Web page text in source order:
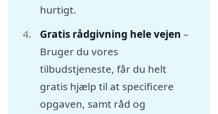
hurtigt.
Gratis rådgivning hele vejen –
Bruger du vores
tilbudstjeneste, får du helt
gratis hjælp til at specificere
opgaven, samt råd og